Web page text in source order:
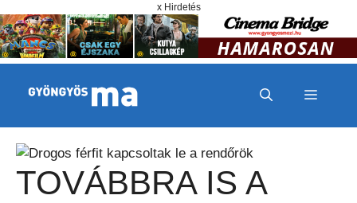
x Hirdetés
MENÜ
TOVÁBBRA IS A